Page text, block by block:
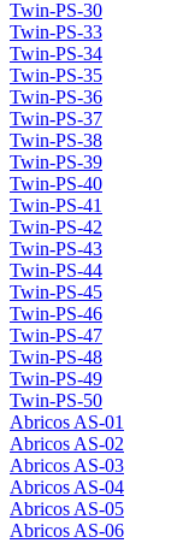
Twin-PS-30
Twin-PS-33
Twin-PS-34
Twin-PS-35
Twin-PS-36
Twin-PS-37
Twin-PS-38
Twin-PS-39
Twin-PS-40
Twin-PS-41
Twin-PS-42
Twin-PS-43
Twin-PS-44
Twin-PS-45
Twin-PS-46
Twin-PS-47
Twin-PS-48
Twin-PS-49
Twin-PS-50
Abricos AS-01
Abricos AS-02
Abricos AS-03
Abricos AS-04
Abricos AS-05
Abricos AS-06